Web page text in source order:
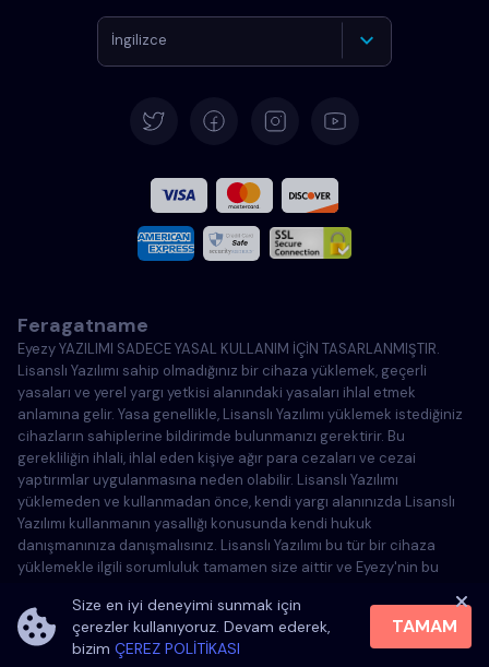
Size en iyi deneyimi sunmak için
çerezler kullanıyoruz. Devam ederek,
bizimÇEREZ POLİTİKASI
TAMAM
İngilizce
Fransızca
İtalyanca
Portekizce
Türkçe
Polonya
Feragatname
Eyezy YAZILIMI SADECE YASAL KULLANIM İÇİN TASARLANMIŞTIR.
Lisanslı Yazılımı sahip olmadığınız bir cihaza yüklemek, geçerli
yasaları ve yerel yargı yetkisi alanındaki yasaları ihlal etmek
anlamına gelir. Yasa genellikle, Lisanslı Yazılımı yüklemek istediğiniz
cihazların sahiplerine bildirimde bulunmanızı gerektirir. Bu
gerekliliğin ihlali, ihlal eden kişiye ağır para cezaları ve cezai
yaptırımlar uygulanmasına neden olabilir. Lisanslı Yazılımı
yüklemeden ve kullanmadan önce, kendi yargı alanınızda Lisanslı
Yazılımı kullanmanın yasallığı konusunda kendi hukuk
danışmanınıza danışmalısınız. Lisanslı Yazılımı bu tür bir cihaza
yüklemekle ilgili sorumluluk tamamen size aittir ve Eyezy'nin bu
©2026 Eyezy. All rights reserved.